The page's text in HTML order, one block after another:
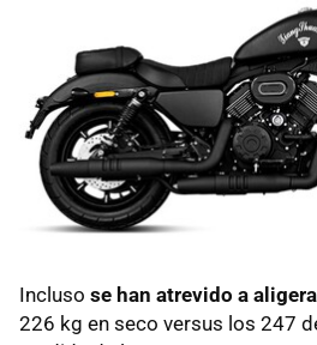
Incluso se han atrevido a
226 kg en seco versus los 247